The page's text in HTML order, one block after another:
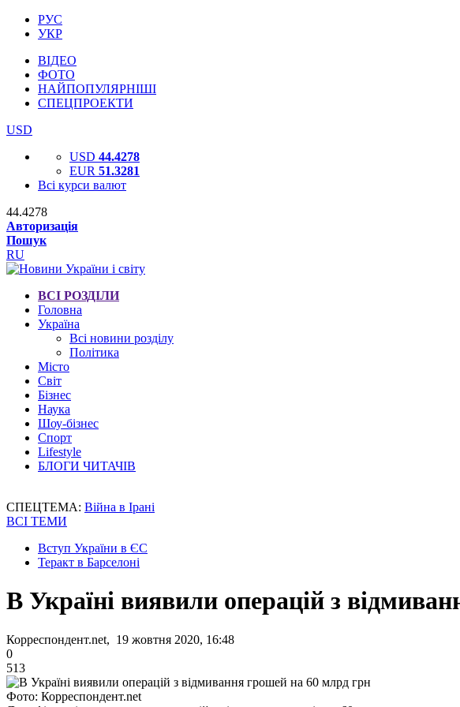
РУС
УКР
ВІДЕО
ФОТО
НАЙПОПУЛЯРНІШІ
СПЕЦПРОЕКТИ
USD
USD 44.4278
EUR 51.3281
Всі курси валют
44.4278
Авторизація
Пошук
RU
ВСІ РОЗДІЛИ
Головна
Україна
Всі новини розділу
Політика
Місто
Світ
Бізнес
Наука
Шоу-бізнес
Спорт
Lifestyle
БЛОГИ ЧИТАЧІВ
СПЕЦТЕМА: Війна в Ірані
ВСІ ТЕМИ
Вступ України в ЄС
Теракт в Барселоні
В Україні виявили операцій з
Корреспондент.net, 19 жовтня 2020, 16:48
0
513
Фото: Корреспондент.net